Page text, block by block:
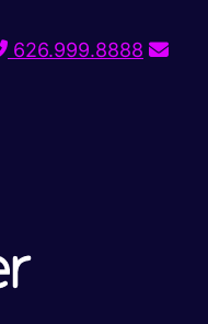
626.999.8888